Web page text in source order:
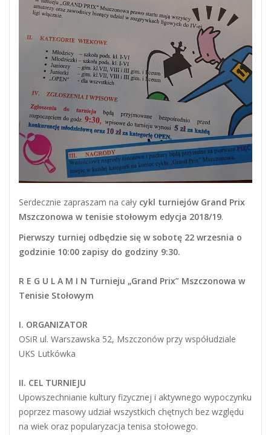
Serdecznie zapraszam na cały cykl turniejów Grand Prix
Mszczonowa w tenisie stołowym edycja 2018/19.
Pierwszy turniej odbędzie się w sobotę 22 wrzesnia o
godzinie 10:00 zapisy do godziny 9:30.
R E G U L A M I N Turnieju „Grand Prix” Mszczonowa w
Tenisie Stołowym
I. ORGANIZATOR
OSiR ul. Warszawska 52, Mszczonów przy współudziale
UKS Lutkówka
II. CEL TURNIEJU
Upowszechnianie kultury fizycznej i aktywnego wypoczynku
poprzez masowy udział wszystkich chętnych bez względu
na wiek oraz popularyzacja tenisa stołowego.